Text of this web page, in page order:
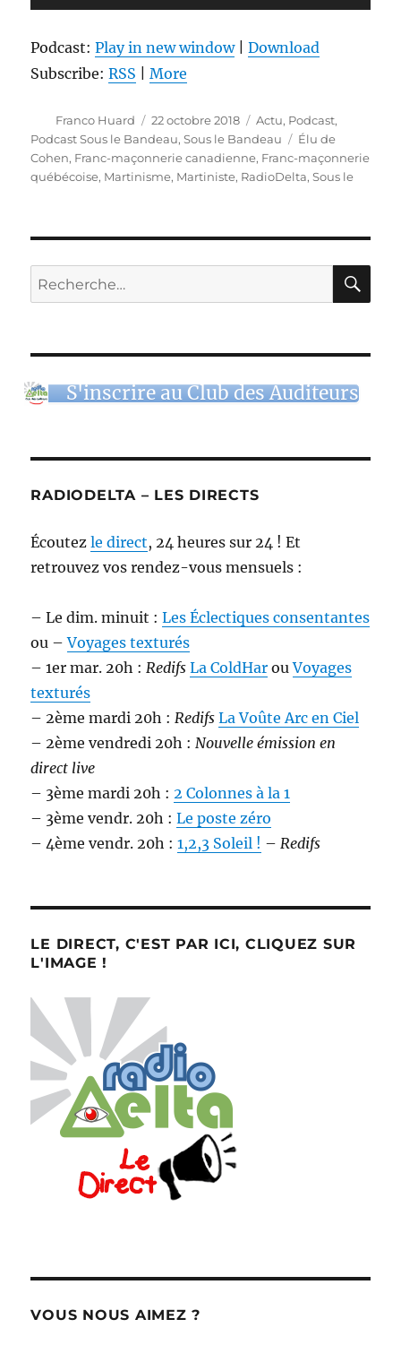
audio
Podcast:Play in new window|Download
Subscribe:RSS |More
Auteur
Franco Huard
Publié
le
22 octobre 2018 Catégories
Actu, Podcast,
Podcast Sous le Bandeau,Sous le Bandeau Étiquettes
Élu de
Cohen, Franc-maçonnerie canadienne, Franc-maçonnerie
québécoise, Martinisme, Martiniste, RadioDelta,Sous le
Recherche
pour :
S'inscrire au Club des Auditeurs
RADIODELTA – LES DIRECTS
Écoutezle direct, 24 heures sur 24 ! Et
retrouvez vos rendez-vous mensuels :
– Le dim. minuit :Les Éclectiques consentantes
ou –Voyages texturés
– 1er mar. 20h : Redifs La ColdHar ouVoyages
texturés
– 2ème mardi 20h : Redifs La Voûte Arc en Ciel
– 2ème vendredi 20h : Nouvelle émission en
direct live
– 3ème mardi 20h : 2 Colonnes à la 1
– 3ème vendr. 20h :Le poste zéro
– 4ème vendr. 20h :1,2,3 Soleil ! – Redifs
LE DIRECT, C'EST PAR ICI, CLIQUEZ SUR
L'IMAGE !
VOUS NOUS AIMEZ ?